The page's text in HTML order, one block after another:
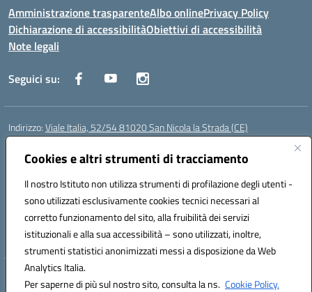
Cookies e altri strumenti di tracciamento
Il nostro Istituto non utilizza strumenti di profilazione degli utenti -
sono utilizzati esclusivamente cookies tecnici necessari al
corretto funzionamento del sito, alla fruibilità dei servizi
istituzionali e alla sua accessibilità – sono utilizzati, inoltre,
strumenti statistici anonimizzati messi a disposizione da Web
Analytics Italia.
Per saperne di più sul nostro sito, consulta la ns. Cookie Policy.
Amministrazione trasparenteAlbo onlinePrivacy Policy
Dichiarazione di accessibilitàObiettivi di accessibilità
Note legali
Seguici su:
Indirizzo:Viale Italia, 52/54 81020 San Nicola la Strada (CE)
Centralino:
Posta elettronica certificata (PEC):ceic86700d@pec.istruzione.it
Codice fiscale: 93081990611
Codice meccanografico:CEIC86700D
Codice Indice delle Pubbliche Amministrazioni (IPA): istsc_ceic86700d
Codice unico di fatturazione (CUF): XLWGV9
Hosting & Powered by 3D Solution S.r.l.